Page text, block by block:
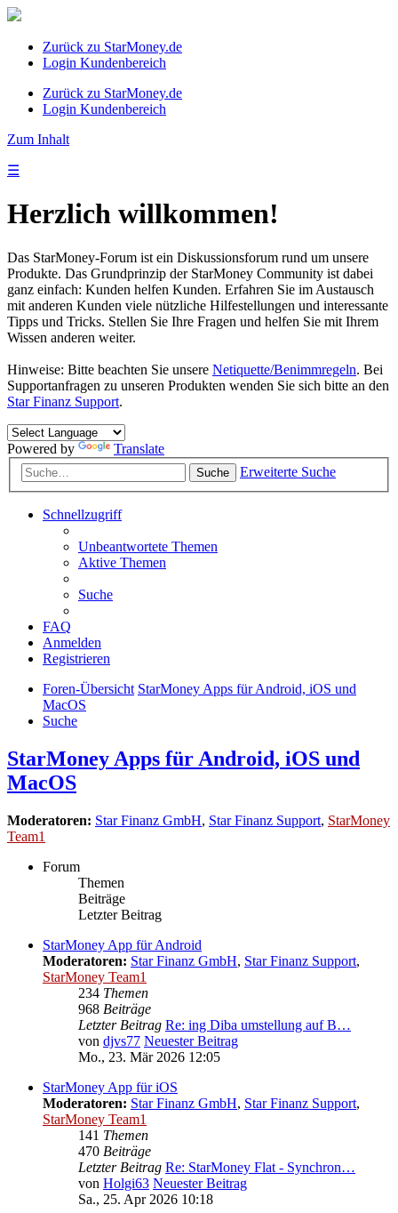
Zurück zu StarMoney.de
Login Kundenbereich
Zurück zu StarMoney.de
Login Kundenbereich
Zum Inhalt
☰
Herzlich willkommen!
Das StarMoney-Forum ist ein Diskussionsforum rund um unsere
Produkte. Das Grundprinzip der StarMoney Community ist dabei
ganz einfach: Kunden helfen Kunden. Erfahren Sie im Austausch
mit anderen Kunden viele nützliche Hilfestellungen und interessante
Tipps und Tricks. Stellen Sie Ihre Fragen und helfen Sie mit Ihrem
Wissen anderen weiter.
Hinweise: Bitte beachten Sie unsere Netiquette/Benimmregeln. Bei
Supportanfragen zu unseren Produkten wenden Sie sich bitte an den
Star Finanz Support.
Powered by Translate
Suche Erweiterte Suche
Schnellzugriff
Unbeantwortete Themen
Aktive Themen
Suche
FAQ
Anmelden
Registrieren
Foren-Übersicht StarMoney Apps für Android, iOS und
MacOS
Suche
StarMoney Apps für Android, iOS und
MacOS
Moderatoren: Star Finanz GmbH, Star Finanz Support, StarMoney
Team1
Forum
Themen
Beiträge
Letzter Beitrag
StarMoney App für Android
Moderatoren: Star Finanz GmbH, Star Finanz Support,
StarMoney Team1
234 Themen
968 Beiträge
Letzter Beitrag Re: ing Diba umstellung auf B…
von djvs77 Neuester Beitrag
Mo., 23. Mär 2026 12:05
StarMoney App für iOS
Moderatoren: Star Finanz GmbH, Star Finanz Support,
StarMoney Team1
141 Themen
470 Beiträge
Letzter Beitrag Re: StarMoney Flat - Synchron…
von Holgi63 Neuester Beitrag
Sa., 25. Apr 2026 10:18